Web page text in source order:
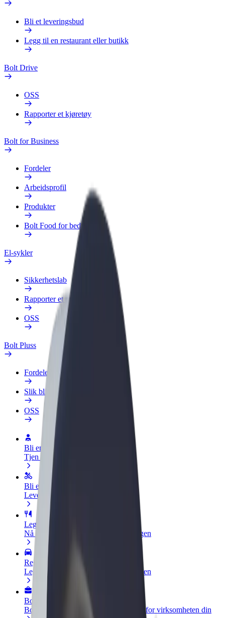
Bli et leveringsbud
Legg til en restaurant eller butikk
Bolt Drive
OSS
Rapporter et kjøretøy
Bolt for Business
Fordeler
Arbeidsprofil
Produkter
Bolt Food for bedrifter
El-sykler
Sikkerhetslab
Rapporter et problem
OSS
Bolt Pluss
Fordeler
Slik blir du med
OSS
Bli en sjåfør
Tjen penger på egne vilkår
Bli et leveringsbud
Lever mat og få betalt ukentlig
Legg til en restaurant eller butikk
Nå ut til flere kunder og øk inntjeningen
Registrer deg som flåteeier
Legg til flåten din i Bolt og øk inntekten
Bolt for Business
Bolt-produkter og tjenester oppskalert for virksomheten din